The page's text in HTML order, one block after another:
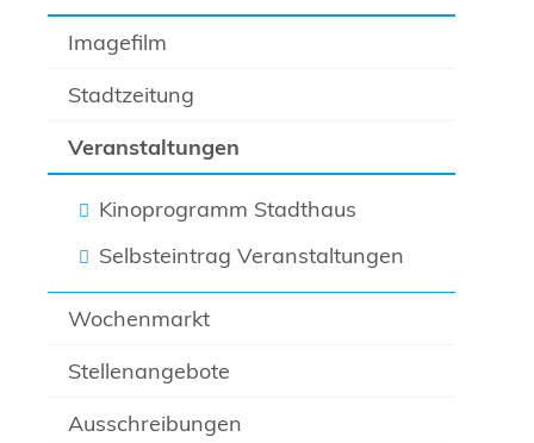
Imagefilm
Stadtzeitung
Veranstaltungen
Kinoprogramm Stadthaus
Selbsteintrag Veranstaltungen
Wochenmarkt
Stellenangebote
Ausschreibungen